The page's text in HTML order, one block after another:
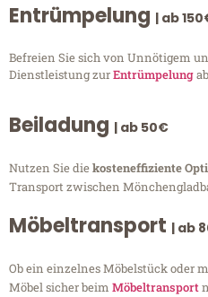
Entrümpelung | ab
Befreien Sie sich von Unnötigem
Dienstleistung zurEntrümpelung
Beiladung | ab 50€
Nutzen Sie diekosteneffiziente
Transport zwischen
Möbeltransport | ab
Ob ein einzelnes Möbelstück oder
Möbel sicher beim Möbeltransport